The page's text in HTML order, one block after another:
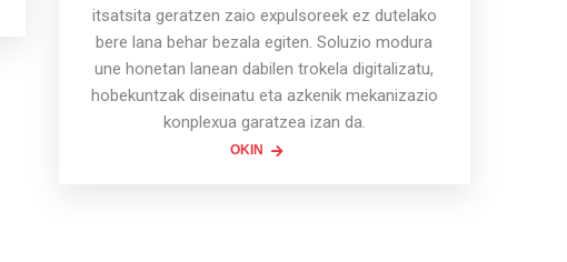
itsatsita geratzen zaio expulsoreek ez dutelako
bere lana behar bezala egiten. Soluzio modura
une honetan lanean dabilen trokela digitalizatu,
hobekuntzak diseinatu eta azkenik mekanizazio
konplexua garatzea izan da.
OKIN